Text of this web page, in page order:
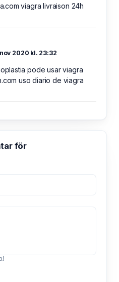
viagra livraison 24h
2020 kl. 23:32
pode usar viagra
uso diario de viagra
för